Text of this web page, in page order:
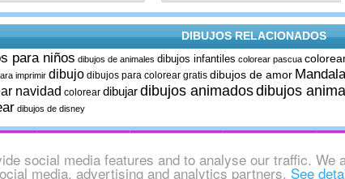
social media features and to analyse our traffic. We
media, advertising and analytics partners. See
DIBUJOS RELACIONADOS
para niños dibujos de animales dibujos infantiles colorear pascua
imprimir dibujo dibujos para colorear gratis dibujos de amor
navidad colorear dibujar dibujos animadosdibujos
dibujos de disney